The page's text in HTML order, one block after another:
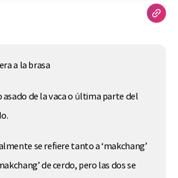
a la brasa
de la vaca o última parte del
se refiere tanto a ‘makchang’
de cerdo, pero las dos se